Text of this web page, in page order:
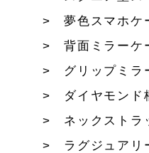
夢色スマホ
背面ミラーケ
グリップミラ
ダイヤモンド
ネックストラ
ラグジュアリ